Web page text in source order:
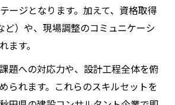
ージとなります。加えて、資格取得
ど）や、現場調整のコミュニケーシ
ます。
題への対応力や、設計工程全体を俯
られます。これらのスキルセットを